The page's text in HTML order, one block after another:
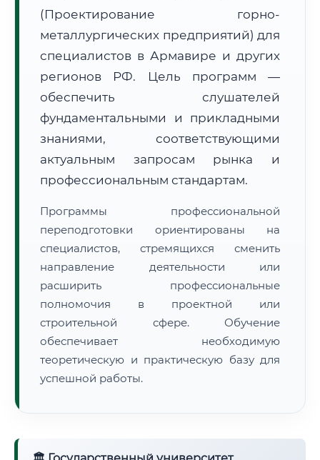
Расчет логистики оригиналов:
• Маршрут транзита:
• Экспресс-доставка СДЭК / Почтой:4–6 рабочих дней
📜 Документы и аккредитация ФИС ФРДО
(Проектирование горно-
металлургических предприятий) для
специалистов в Армавире и других
регионов РФ. Цель программ —
обеспечить слушателей
фундаментальными и прикладными
знаниями, соответствующими
актуальным запросам рынка и
профессиональным стандартам.
Программы профессиональной
переподготовки ориентированы на
специалистов, стремящихся сменить
направление деятельности или
расширить профессиональные
полномочия в проектной или
строительной сфере. Обучение
обеспечивает необходимую
теоретическую и практическую базу для
успешной работы.